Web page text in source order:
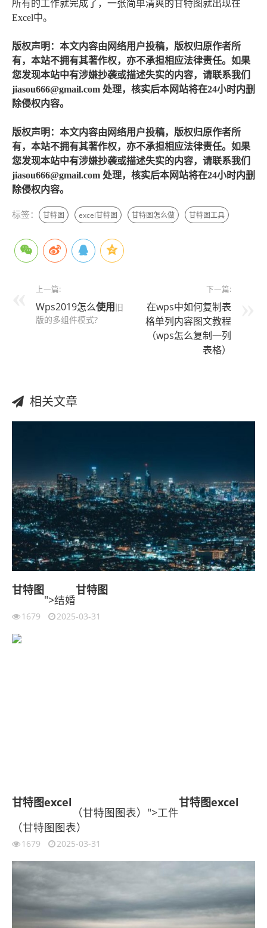
所有的工作就完成了，一张简单清爽的甘特图就出现在
Excel中。
版权声明：本文内容由网络用户投稿，版权归原作者所
有，本站不拥有其著作权，亦不承担相应法律责任。如果
您发现本站中有涉嫌抄袭或描述失实的内容，请联系我们
jiasou666@gmail.com 处理，核实后本网站将在24小时内删
除侵权内容。
版权声明：本文内容由网络用户投稿，版权归原作者所
有，本站不拥有其著作权，亦不承担相应法律责任。如果
您发现本站中有涉嫌抄袭或描述失实的内容，请联系我们
jiasou666@gmail.com 处理，核实后本网站将在24小时内删
除侵权内容。
标签： 甘特图 excel甘特图 甘特图怎么做 甘特图工具
上一篇:
Wps2019怎么使用旧
版的多组件模式?
下一篇:
在wps中如何复制表
格单列内容图文教程
（wps怎么复制一列
表格）
相关文章
甘特图
">结婚
甘特图
1679 2025-03-31
甘特图excel
（甘特图图表）">工件
甘特图excel
（甘特图图表）
1679 2025-03-31